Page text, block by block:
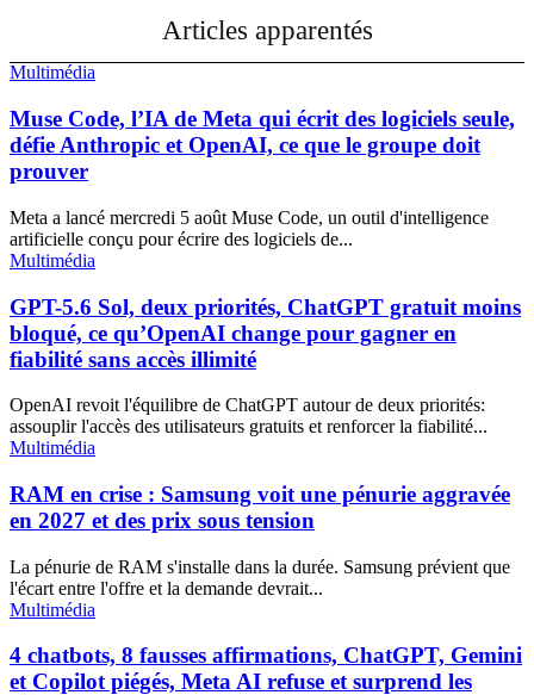
Articles apparentés
Multimédia
Muse Code, l’IA de Meta qui écrit des logiciels seule,
défie Anthropic et OpenAI, ce que le groupe doit
prouver
Meta a lancé mercredi 5 août Muse Code, un outil d'intelligence
artificielle conçu pour écrire des logiciels de...
Multimédia
GPT-5.6 Sol, deux priorités, ChatGPT gratuit moins
bloqué, ce qu’OpenAI change pour gagner en
fiabilité sans accès illimité
OpenAI revoit l'équilibre de ChatGPT autour de deux priorités:
assouplir l'accès des utilisateurs gratuits et renforcer la fiabilité...
Multimédia
RAM en crise : Samsung voit une pénurie aggravée
en 2027 et des prix sous tension
La pénurie de RAM s'installe dans la durée. Samsung prévient que
l'écart entre l'offre et la demande devrait...
Multimédia
4 chatbots, 8 fausses affirmations, ChatGPT, Gemini
et Copilot piégés, Meta AI refuse et surprend les